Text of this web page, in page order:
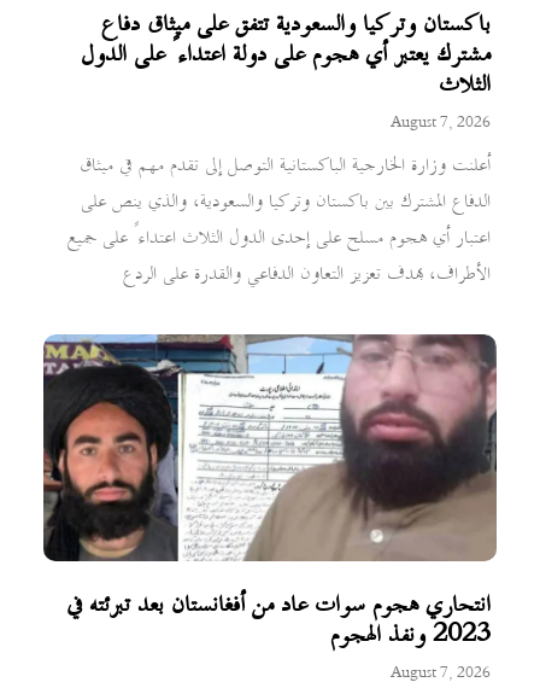
باكستان وتركيا والسعودية تتفق على ميثاق دفاع
مشترك يعتبر أي هجوم على دولة اعتداءً على الدول
الثلاث
August 7, 2026
أعلنت وزارة الخارجية الباكستانية التوصل إلى تقدم مهم في ميثاق
الدفاع المشترك بين باكستان وتركيا والسعودية، والذي ينص على
اعتبار أي هجوم مسلح على إحدى الدول الثلاث اعتداءً على جميع
الأطراف، بهدف تعزيز التعاون الدفاعي والقدرة على الردع
انتحاري هجوم سوات عاد من أفغانستان بعد تبرئته في
2023 ونفذ الهجوم
August 7, 2026